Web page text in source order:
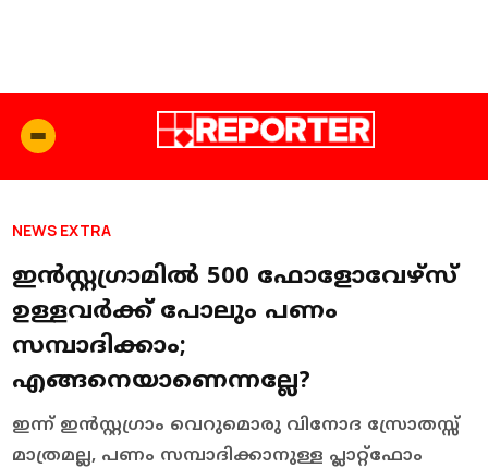
NEWS EXTRA
ഇന്‍സ്റ്റഗ്രാമില്‍ 500 ഫോളോവേഴ്സ്
ഉള്ളവര്‍ക്ക് പോലും പണം
സമ്പാദിക്കാം;
എങ്ങനെയാണെന്നല്ലേ?
ഇന്ന് ഇന്‍സ്റ്റഗ്രാം വെറുമൊരു വിനോദ സ്രോതസ്സ്
മാത്രമല്ല, പണം സമ്പാദിക്കാനുള്ള പ്ലാറ്റ്ഫോം